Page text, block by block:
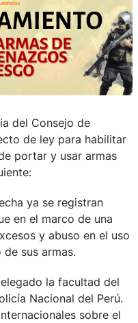
del Consejo de
de ley para habilitar
portar y usar armas
ya se registran
en el marco de una
y abuso en el uso
sus armas.
la facultad del
Nacional del Perú.
sobre el